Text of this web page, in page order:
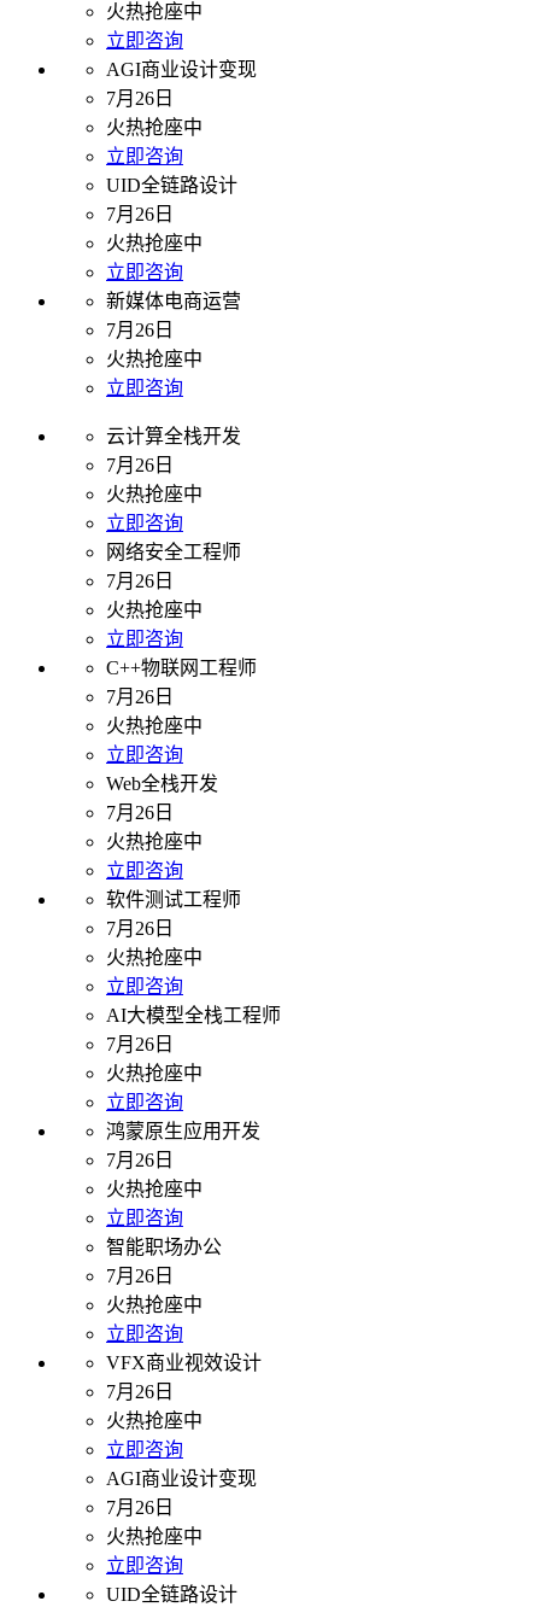
火热抢座中
立即咨询
AGI商业设计变现
7月26日
火热抢座中
立即咨询
UID全链路设计
7月26日
火热抢座中
立即咨询
新媒体电商运营
7月26日
火热抢座中
立即咨询
云计算全栈开发
7月26日
火热抢座中
立即咨询
网络安全工程师
7月26日
火热抢座中
立即咨询
C++物联网工程师
7月26日
火热抢座中
立即咨询
Web全栈开发
7月26日
火热抢座中
立即咨询
软件测试工程师
7月26日
火热抢座中
立即咨询
AI大模型全栈工程师
7月26日
火热抢座中
立即咨询
鸿蒙原生应用开发
7月26日
火热抢座中
立即咨询
智能职场办公
7月26日
火热抢座中
立即咨询
VFX商业视效设计
7月26日
火热抢座中
立即咨询
AGI商业设计变现
7月26日
火热抢座中
立即咨询
UID全链路设计